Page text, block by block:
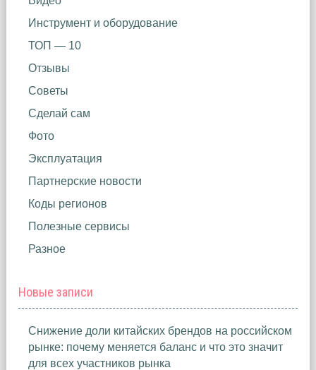
Инструмент и оборудование
ТОП — 10
Отзывы
Советы
Сделай сам
Фото
Эксплуатация
Партнерские новости
Коды регионов
Полезные сервисы
Разное
Новые записи
Снижение доли китайских брендов на российском
рынке: почему меняется баланс и что это значит
для всех участников рынка